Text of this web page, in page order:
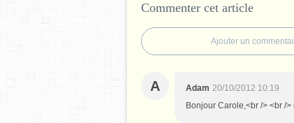
Commenter cet article
Ajouter un
A Adam 20/10/2012 10:19
Bonjour Carole,<br /> <br /